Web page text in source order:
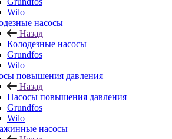
Wilo
насосы
Назад
Колодезные насосы
Grundfos
Wilo
повышения давления
Назад
Насосы повышения давления
Grundfos
Wilo
насосы